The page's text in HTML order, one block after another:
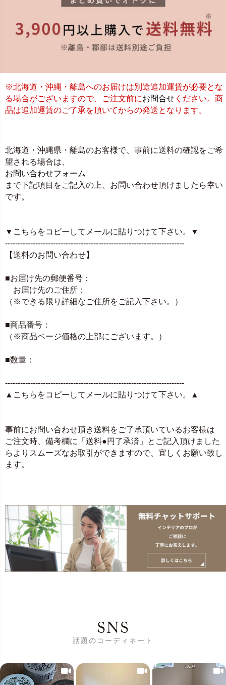
※北海道・沖縄・離島へのお届けは別途追加運賃が必要とな
る場合がございますので、ご注文前にお問合せ ください。商
品は追加運賃のご了承を頂いてからの発送となります。
北海道・沖縄県・離島のお客様で、事前に送料の確認をご希
望される場合は、
お問い合わせフォーム
まで下記項目をご記入の上、お問い合わせ頂けましたら幸い
です。
▼こちらをコピーしてメールに貼りつけて下さい。▼
-----------------------------------------------------------------------
【送料のお問い合わせ】
■お届け先の郵便番号：
お届け先のご住所：
（※できる限り詳細なご住所をご記入下さい。）
■商品番号：
（※商品ページ価格の上部にございます。）
■数量：
-----------------------------------------------------------------------
▲こちらをコピーしてメールに貼りつけて下さい。▲
事前にお問い合わせ頂き送料をご了承頂いているお客様は
ご注文時、備考欄に「送料●円了承済」とご記入頂けました
らよりスムーズなお取引ができますので、宜しくお願い致し
ます。
SNS
話題のコーディネート